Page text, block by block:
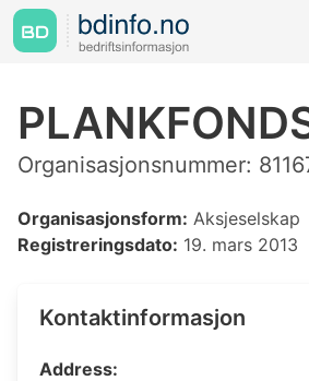
Organisasjonsnummer:
Organisasjonsform: Aksjeselskap
Registreringsdato: 19. mars 2013
Kontaktinformasjon
Address: